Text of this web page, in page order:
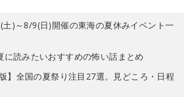
土)～8/9(日)開催の東海の夏休みイベント一
に読みたいおすすめの怖い話まとめ
】全国の夏祭り注目27選。見どころ・日程